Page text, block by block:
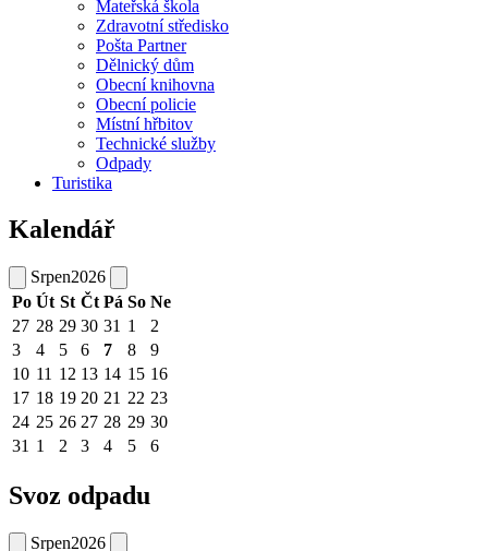
Mateřská škola
Zdravotní středisko
Pošta Partner
Dělnický dům
Obecní knihovna
Obecní policie
Místní hřbitov
Technické služby
Odpady
Turistika
Kalendář
Srpen2026
Po Út St Čt Pá So Ne
27 28 29 30 31 1
2
3
4 5 6 7 8
9
10 11 12 13 14 15 16
17 18 19 20 21 22 23
24 25 26 27 28 29 30
31 1 2 3 4 5 6
Svoz odpadu
Srpen2026